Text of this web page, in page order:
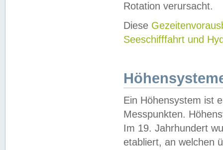
Rotation verursacht.
Diese
Seeschifffahrt und
Ein Höhensystem ist
Messpunkten.
Im 19. Jahrhundert
etabliert, an welchen